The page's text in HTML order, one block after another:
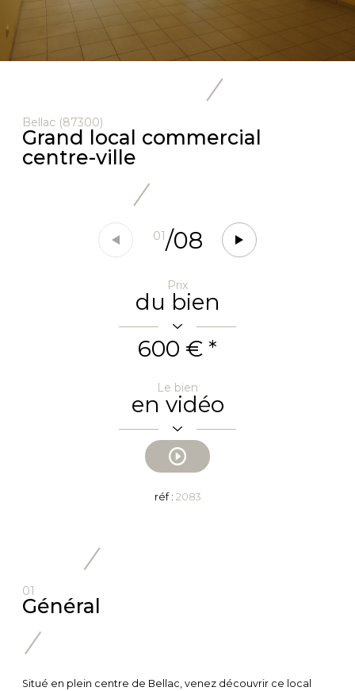
Bellac (87300)
Grand local commercial
centre-ville
01/08
Prix
du bien
600 € *
Le bien
en vidéo
réf : 2083
01
Général
Situé en plein centre de Bellac, venez découvrir ce local